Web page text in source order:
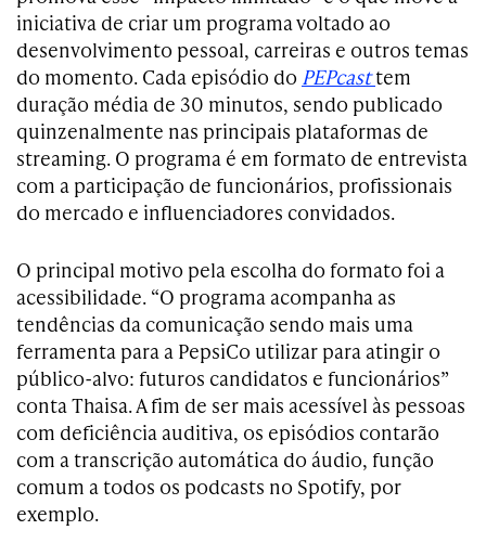
iniciativa de criar um programa voltado ao
desenvolvimento pessoal, carreiras e outros temas
do momento. Cada episódio do PEPcasttem
duração média de 30 minutos, sendo publicado
quinzenalmente nas principais plataformas de
streaming. O programa é em formato de entrevista
com a participação de funcionários, profissionais
do mercado e influenciadores convidados.
O principal motivo pela escolha do formato foi a
acessibilidade. “O programa acompanha as
tendências da comunicação sendo mais uma
ferramenta para a PepsiCo utilizar para atingir o
público-alvo: futuros candidatos e funcionários”
conta Thaisa. A fim de ser mais acessível às pessoas
com deficiência auditiva, os episódios contarão
com a transcrição automática do áudio, função
comum a todos os podcasts no Spotify, por
exemplo.